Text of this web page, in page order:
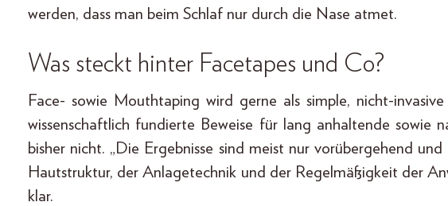
werden, dass man beim Schlaf nur durch die Nase atmet.
Was steckt hinter Facetapes und Co?
Face- sowie Mouthtaping wird gerne als simple, nicht-
wissenschaftlich fundierte Beweise für lang anhaltende sowie
bisher nicht. „Die Ergebnisse sind meist nur vorübergehend
Hautstruktur, der Anlagetechnik und der Regelmäßigkeit der
klar.